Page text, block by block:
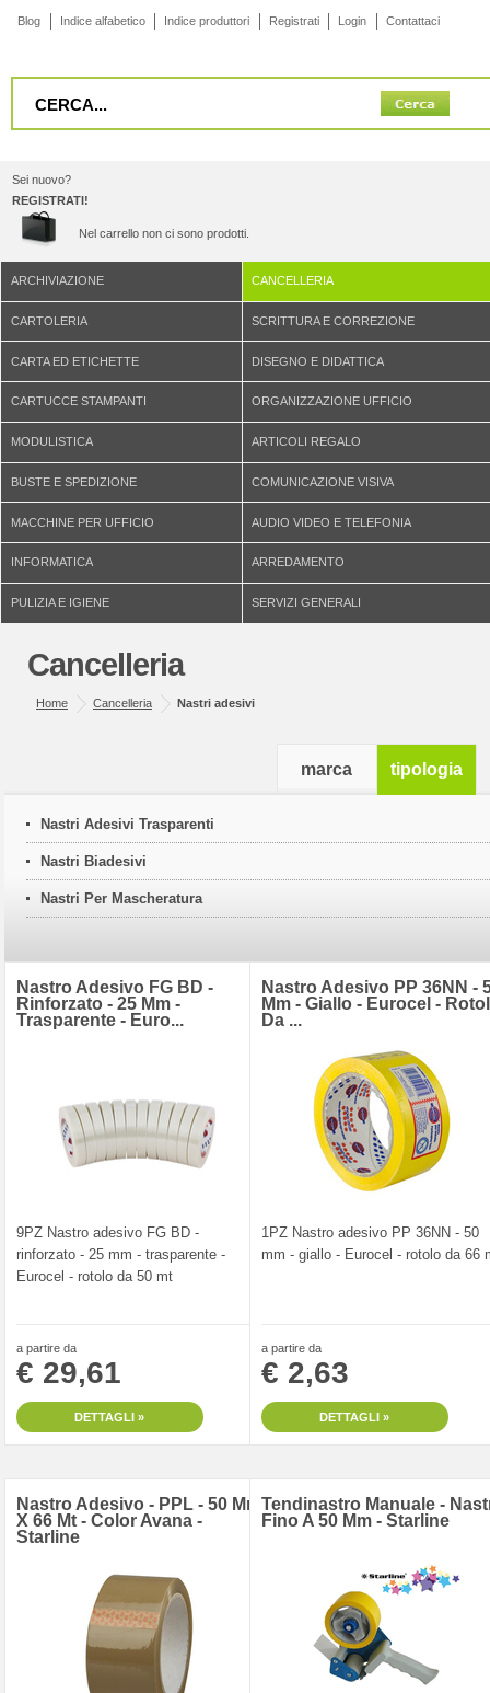
Blog Indice alfabetico Indice produttori Registrati Login Contattaci
Sei nuovo?
REGISTRATI!
Nel carrello non ci sono prodotti.
ARCHIVIAZIONE CANCELLERIA
CARTOLERIA SCRITTURA E CORREZIONE
CARTA ED ETICHETTE DISEGNO E DIDATTICA
CARTUCCE STAMPANTI ORGANIZZAZIONE UFFICIO
MODULISTICA ARTICOLI REGALO
BUSTE E SPEDIZIONE COMUNICAZIONE VISIVA
MACCHINE PER UFFICIO AUDIO VIDEO E TELEFONIA
INFORMATICA ARREDAMENTO
PULIZIA E IGIENE SERVIZI GENERALI
Cancelleria
Home Cancelleria Nastri adesivi
tipologia
Nastri Adesivi Trasparenti
Nastri Biadesivi
Nastri Per Mascheratura
marca
Nastro Adesivo FG BD -
Rinforzato - 25 Mm -
Trasparente - Euro...
9PZ Nastro adesivo FG BD -
rinforzato - 25 mm - trasparente -
Eurocel - rotolo da 50 mt
a partire da
€ 29,61
DETTAGLI »
Nastro Adesivo PP 36NN -
Mm - Giallo - Eurocel -
Da ...
1PZ Nastro adesivo PP 36NN - 50
mm - giallo - Eurocel - rotolo da 66
a partire da
€ 2,63
DETTAGLI »
Nastro Adesivo - PPL - 50 Mm
X 66 Mt - Color Avana -
Starline
Tendinastro Manuale -
Fino A 50 Mm - Starline